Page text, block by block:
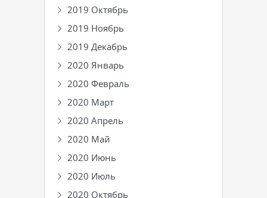
2019 Октябрь
2019 Ноябрь
2019 Декабрь
2020 Январь
2020 Февраль
2020 Март
2020 Апрель
2020 Май
2020 Июнь
2020 Июль
2020 Октябрь